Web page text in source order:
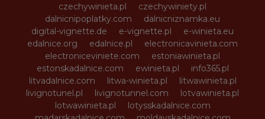
czechywinieta.pl
czechywiniety.pl
dalnicnipoplatky.com
dalnicniznamka.eu
digital-vignette.de
e-vignette.pl
e-winieta.eu
edalnice.org
edalnice.pl
electronicavinieta.com
electroniceviniete.com
estoniawinieta.pl
estonskadalnice.com
ewinieta.pl
info365.pl
litvadalnice.com
litwa-winieta.pl
litwawinieta.pl
livignotunel.pl
livignotunnel.com
lotvawinieta.pl
lotwawinieta.pl
lotysskadalnice.com